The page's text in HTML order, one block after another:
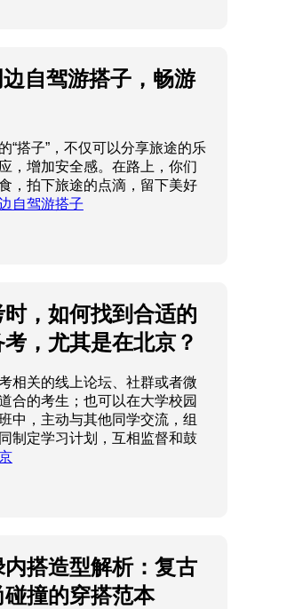
自驾游搭子，畅游
“搭子”，不仅可以分享旅途的乐
，增加安全感。在路上，你们
，拍下旅途的点滴，留下美好
自驾游搭子
，如何找到合适的
，尤其是在北京？
相关的线上论坛、社群或者微
合的考生；也可以在大学校园
中，主动与其他同学交流，组
制定学习计划，互相监督和鼓
搭造型解析：复古
撞的穿搭范本